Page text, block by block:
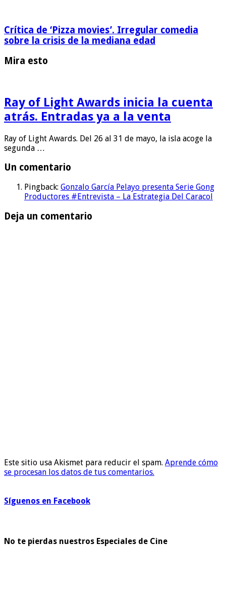
Crítica de ‘Pizza movies’. Irregular comedia
sobre la crisis de la mediana edad
Mira esto
Ray of Light Awards inicia la cuenta
atrás. Entradas ya a la venta
Ray of Light Awards. Del 26 al 31 de mayo, la isla acoge la
segunda …
Un comentario
Pingback: Gonzalo García Pelayo presenta Serie Gong
Productores #Entrevista – La Estrategia Del Caracol
Deja un comentario
Este sitio usa Akismet para reducir el spam. Aprende cómo
se procesan los datos de tus comentarios.
Síguenos en Facebook
No te pierdas nuestros Especiales de Cine